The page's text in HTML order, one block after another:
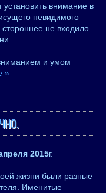
внимание в
невидимого
не входило
и умом
»
2015г.
жизни были разные
Именитые